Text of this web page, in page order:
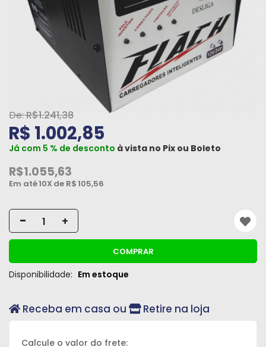
Máquinas
Iluminação
Materiais
Elétricos
Hidráulicos
e
Tintas
e
Peças
Acessórios
Oficina
R$1.241,38
R$ 1.002,85
Já com 5 % de desconto à vista no Pix ou Boleto
R$1.055,63
Em até10X de R$105,56
- +
COMPRAR
Disponibilidade: Em estoque
Receba em casa ou Retire na loja